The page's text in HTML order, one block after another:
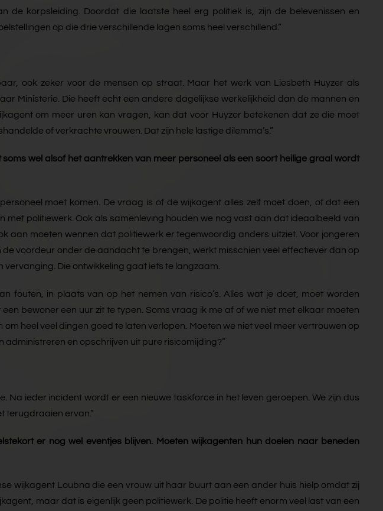
de korpsleiding. Doordat die laatste heel erg politiek is, zijn de belevenissen en
op die drie verschillende lagen soms heel verschillend.”
ook zeker voor de mensen op straat. Maar het werk van Liesbeth Huyzer als
Ministerie. Die heeft echt een andere dagelijkse werkelijkheid dan de mannen en
om meer uren kan vragen, kan dat voor Huyzer betekenen dat ze die moet
of verkrachte vrouwen. Dat zijn hele lastige dilemma’s.”
wel alsof het aantrekken van meer personeel als een soort heilige graal wordt
moet komen. De vraag is of de wijkagent alles zelf moet doen, of dat een
politiewerk. Ook als samenleving houden we nog vast aan dat ideaalbeeld van
aan moeten wennen dat politiewerk er tegenwoordig anders uitziet. Voor jongeren
voordeur onder de aandacht te brengen, werkt misschien veel effectiever dan op
Die ontwikkeling gaat iets te langzaam.
fouten, in plaats van op het nemen van risico’s. Alles wat je doet, moet worden
bewoner een uur zit te typen. Soms vraag ik me af of we niet met elkaar moeten
heel veel dingen goed te laten verlopen. Moeten we niet veel meer vertrouwen op
en opschrijven uit pure risicomijding?”
Na ieder incident wordt er een nieuwe taskforce in het leven geroepen. We zijn dus
terugdraaien ervan.”
er nog wel eventjes blijven. Moeten wijkagenten hun doelen naar beneden
wijkagent Loubna die een vrouw uit haar buurt aan een ander huis hielp omdat zij
maar dat is eigenlijk geen politiewerk. De politie heeft enorm veel last van een